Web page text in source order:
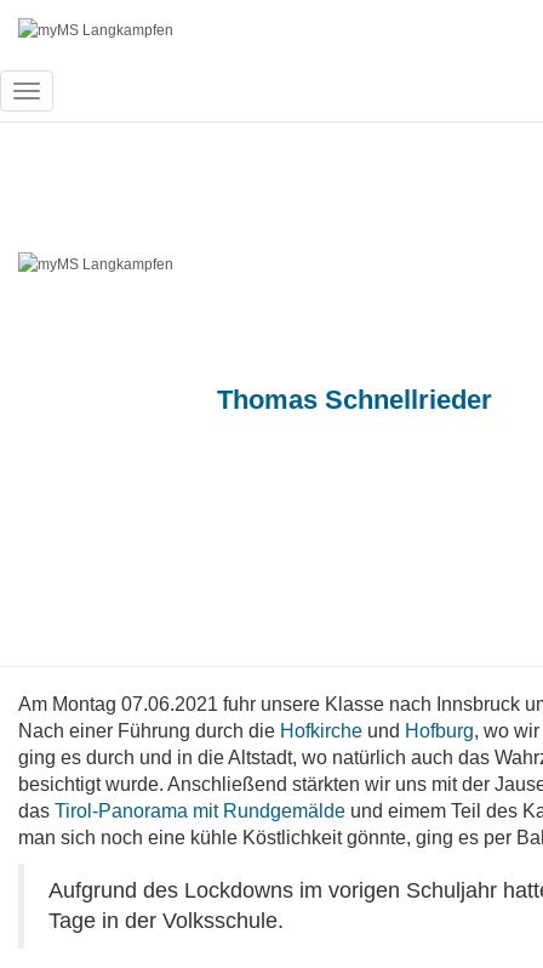
Navigation
Thomas Schnellriederon
Am Montag 07.06.2021 fuhr unsere Klasse nach Innsbruck
Nach einer Führung durch die Hofkirche und Hofburg, wo
ging es durch und in die Altstadt, wo natürlich auch das
besichtigt wurde. Anschließend stärkten wir uns mit der
das Tirol-Panorama mit Rundgemälde und eimem Teil des
man sich noch eine kühle Köstlichkeit gönnte, ging es per
Aufgrund des Lockdowns im vorigen Schuljahr
Tage in der Volksschule.